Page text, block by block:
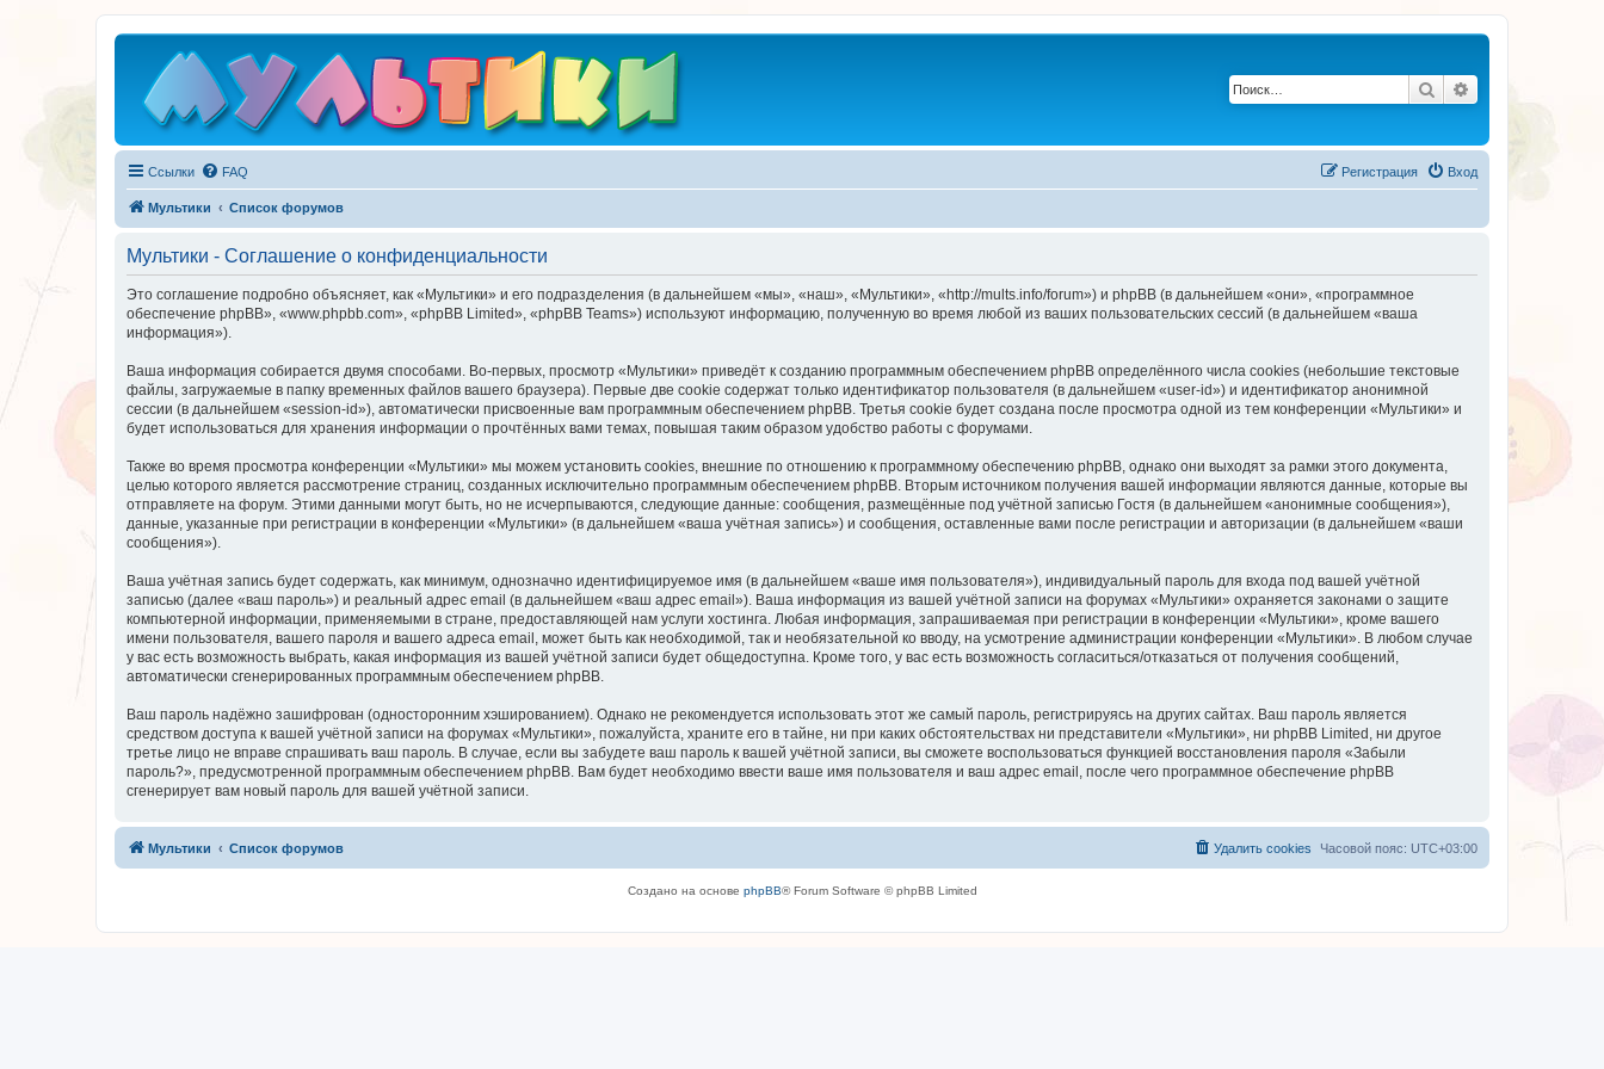
Поиск
Ссылки FAQ Вход
Регистрация
Мультики Список форумов
Мультики - Соглашение о конфиденциальности
Это соглашение подробно объясняет, как «Мультики» и его подразделения (в дальнейшем «мы», «наш», «Мультики», «http://mults.info/forum») и phpBB (в дальнейшем «они», «программное
обеспечение phpBB», «www.phpbb.com», «phpBB Limited», «phpBB Teams») используют информацию, полученную во время любой из ваших пользовательских сессий (в дальнейшем «ваша
информация»).
Ваша информация собирается двумя способами. Во-первых, просмотр «Мультики» приведёт к созданию программным обеспечением phpBB определённого числа cookies (небольшие текстовые
файлы, загружаемые в папку временных файлов вашего браузера). Первые две cookie содержат только идентификатор пользователя (в дальнейшем «user-id») и идентификатор анонимной
сессии (в дальнейшем «session-id»), автоматически присвоенные вам программным обеспечением phpBB. Третья cookie будет создана после просмотра одной из тем конференции «Мультики» и
будет использоваться для хранения информации о прочтённых вами темах, повышая таким образом удобство работы с форумами.
Также во время просмотра конференции «Мультики» мы можем установить cookies, внешние по отношению к программному обеспечению phpBB, однако они выходят за рамки этого документа,
целью которого является рассмотрение страниц, созданных исключительно программным обеспечением phpBB. Вторым источником получения вашей информации являются данные, которые вы
отправляете на форум. Этими данными могут быть, но не исчерпываются, следующие данные: сообщения, размещённые под учётной записью Гостя (в дальнейшем «анонимные сообщения»),
данные, указанные при регистрации в конференции «Мультики» (в дальнейшем «ваша учётная запись») и сообщения, оставленные вами после регистрации и авторизации (в дальнейшем «ваши
сообщения»).
Ваша учётная запись будет содержать, как минимум, однозначно идентифицируемое имя (в дальнейшем «ваше имя пользователя»), индивидуальный пароль для входа под вашей учётной
записью (далее «ваш пароль») и реальный адрес email (в дальнейшем «ваш адрес email»). Ваша информация из вашей учётной записи на форумах «Мультики» охраняется законами о защите
компьютерной информации, применяемыми в стране, предоставляющей нам услуги хостинга. Любая информация, запрашиваемая при регистрации в конференции «Мультики», кроме вашего
имени пользователя, вашего пароля и вашего адреса email, может быть как необходимой, так и необязательной ко вводу, на усмотрение администрации конференции «Мультики». В любом случае
у вас есть возможность выбрать, какая информация из вашей учётной записи будет общедоступна. Кроме того, у вас есть возможность согласиться/отказаться от получения сообщений,
автоматически сгенерированных программным обеспечением phpBB.
Ваш пароль надёжно зашифрован (односторонним хэшированием). Однако не рекомендуется использовать этот же самый пароль, регистрируясь на других сайтах. Ваш пароль является
средством доступа к вашей учётной записи на форумах «Мультики», пожалуйста, храните его в тайне, ни при каких обстоятельствах ни представители «Мультики», ни phpBB Limited, ни другое
третье лицо не вправе спрашивать ваш пароль. В случае, если вы забудете ваш пароль к вашей учётной записи, вы сможете воспользоваться функцией восстановления пароля «Забыли
пароль?», предусмотренной программным обеспечением phpBB. Вам будет необходимо ввести ваше имя пользователя и ваш адрес email, после чего программное обеспечение phpBB
сгенерирует вам новый пароль для вашей учётной записи.
Мультики Список форумов Часовой пояс: UTC+03:00
Удалить cookies
Создано на основе phpBB® Forum Software © phpBB Limited